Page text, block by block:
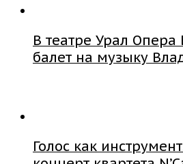
В театре Урал Опера
балет на музыку
Голос как